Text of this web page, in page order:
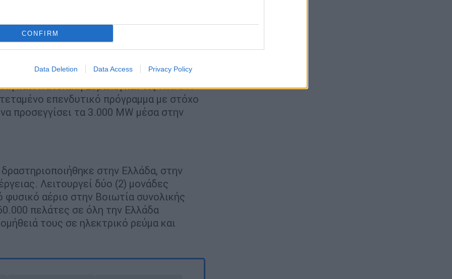
CONFIRM
Data Deletion Data Access Privacy Policy
θέση στον κλάδο των Ανανεώσιμων
στην ανάπτυξη Αιολικών
και
Συστημάτων παραγωγής και
και Μονάδων ολοκληρωμένης
ενέργειας από απορρίμματα, απόβλητα
και Ανατολική Ευρώπη και τις ΗΠΑ. Η
επενδυτικό πρόγραμμα με στόχο
προσεγγίσει τα 3.000 MW μέσα στην
στην Ελλάδα, στην
Λειτουργεί δύο (2) μονάδες
αέριο στην Βοιωτία συνολικής
πελάτες σε όλη την Ελλάδα
τους σε ηλεκτρικό ρεύμα και